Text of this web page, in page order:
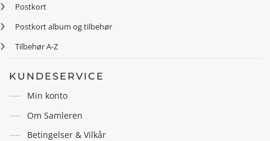
Postkort
Postkort album og tilbehør
Tilbehør A-Z
KUNDESERVICE
Min konto
Om Samleren
Betingelser & Vilkår